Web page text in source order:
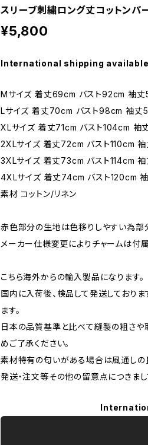
スリーブ刺繍ロング丈コットンパ
¥5,800
International shipping available
Мサイズ 着丈69cm バスト92cm 袖
Lサイズ 着丈70cm バスト98cm 袖
XLサイズ 着丈71cm バスト104cm
2XLサイズ 着丈72cm バスト110cm
3XLサイズ 着丈73cm バスト114cm
4XLサイズ 着丈74cm バスト120cm
素材 コットン/リネン
赤色部分の生地は色移りしやすい為部
メーカー仕様変更によりチャームは付
こちら海外からの輸入製品になります。
国内に入荷後、検品して発送しており
ます。
日本の品質基準と比べて縫製の粗さや
めご了承ください。
素材特有の匂いがある場合は風通しの
発送・注文等その他の留意点につきま